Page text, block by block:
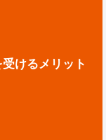
けるメリット